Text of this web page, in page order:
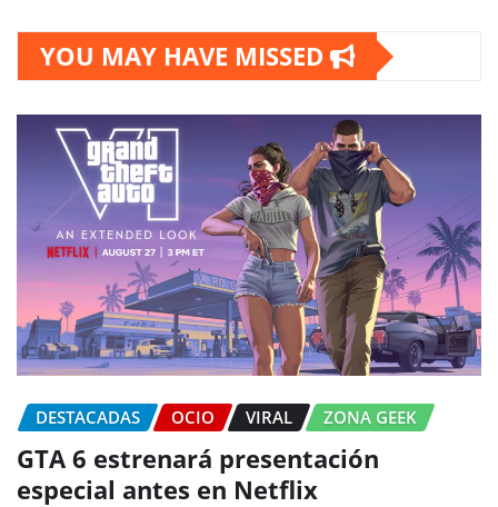
YOU MAY HAVE MISSED
DESTACADAS OCIO VIRAL ZONA GEEK
GTA 6 estrenará presentación
especial antes en Netflix